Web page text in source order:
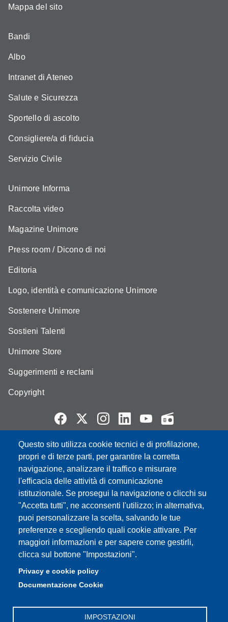
Questo sito utilizza cookie tecnici e di profilazione,
propri e di terze parti, per garantire la corretta
navigazione, analizzare il traffico e misurare
l'efficacia delle attività di comunicazione
istituzionale. Se prosegui la navigazione o clicchi su
"Accetta tutti", ne acconsenti l'utilizzo; in alternativa,
puoi personalizzare la scelta, salvando le tue
preferenze e scegliendo quali cookie attivare. Per
maggiori informazioni e per sapere come gestirli,
clicca sul bottone "Impostazioni".
Privacy e cookie policy
Documentazione Cookie
IMPOSTAZIONI
Mappa del sito
Bandi
Albo
Intranet di Ateneo
Salute e Sicurezza
Sportello di ascolto
Consigliere/a di fiducia
Servizio Civile
Unimore Informa
Raccolta video
Magazine Unimore
Press room / Dicono di noi
Editoria
Logo, identità e comunicazione Unimore
Sostenere Unimore
Sostieni Talenti
Unimore Store
Suggerimenti e reclami
Copyright
Partita IVA: 00427620364
e-mail: urp@unimore.it
PEC: primo contatto: urp@pec.unimore.it
Indirizzo ReGIndE per notifica Atti Processuali:
direzionelegale@pec.unimore.it
Sede di Modena: Via Università 4, 41121 Modena, Tel. 059
2056511 - Fax 059 245156
Sede di Reggio Emilia: Viale A. Allegri 9, 42121 Reggio
Emilia, Tel. 0522 523041 - Fax 0522 523045